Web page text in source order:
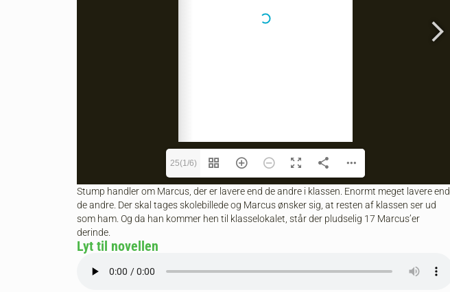
25(1/6)
Stump handler om Marcus, der er lavere end de andre i klassen. Enormt meget lavere end
de andre. Der skal tages skolebillede og Marcus ønsker sig, at resten af klassen ser ud
som ham. Og da han kommer hen til klasselokalet, står der pludselig 17 Marcus’er
derinde.
Lyt til novellen